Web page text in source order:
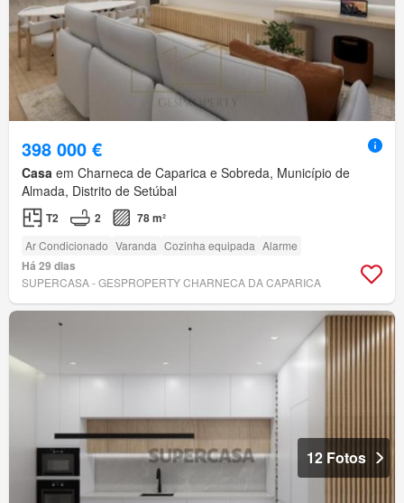
398 000 €
Casa em Charneca de Caparica e Sobreda, Município de
Almada, Distrito de Setúbal
T2 2 78 m²
Ar Condicionado Varanda Cozinha equipada Alarme
Há 29 dias
SUPERCASA - GESPROPERTY CHARNECA DA CAPARICA
12 Fotos